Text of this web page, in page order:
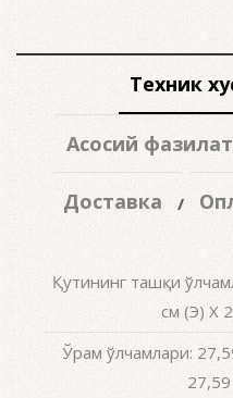
Техник
Асосий
Доставка
Қутининг ташқи
см (Э) X
Ўрам ўлчамлари: